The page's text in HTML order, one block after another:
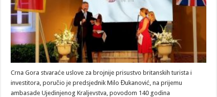
Crna Gora stvaraće uslove za brojnije prisustvo britanskih turista i
investitora, poručio je predsjednik Milo Đukanović, na prijemu
ambasade Ujedinjenog Kraljevstva, povodom 140 godina